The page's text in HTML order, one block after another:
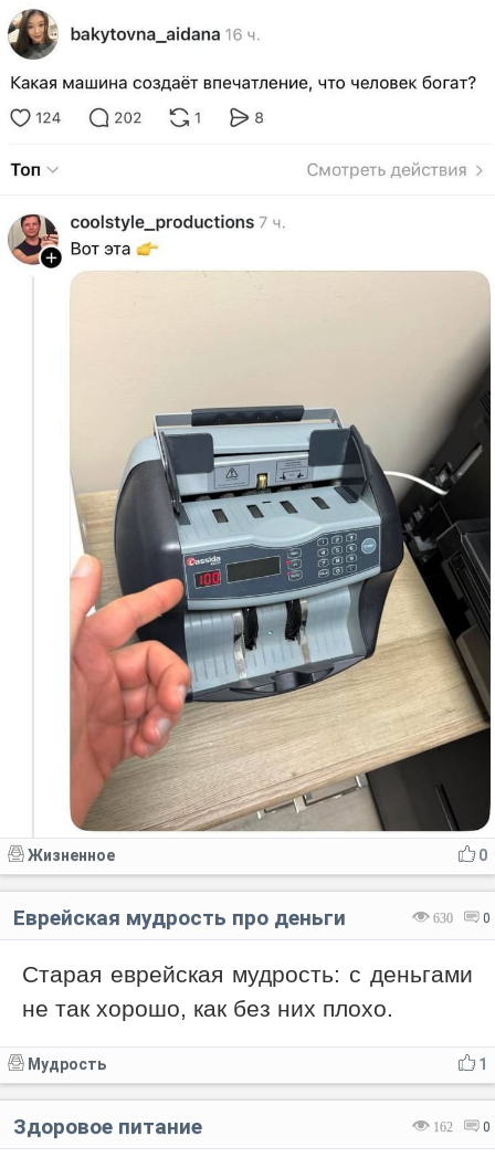
0
Жизненное
630 0
Еврейская мудрость про деньги
Старая еврейская мудрость: с деньгами
не так хорошо, как без них плохо.
1
Мудрость
162 0
Здоровое питание